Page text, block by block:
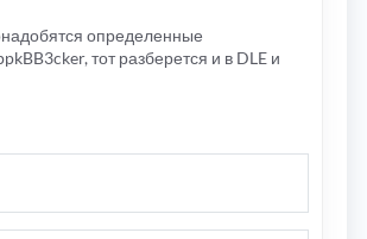
определенные
тот разберется и в DLE и